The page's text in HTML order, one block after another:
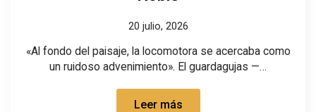
20 julio, 2026
«Al fondo del paisaje, la locomotora se acercaba como
un ruidoso advenimiento». El guardagujas —…
Leer más